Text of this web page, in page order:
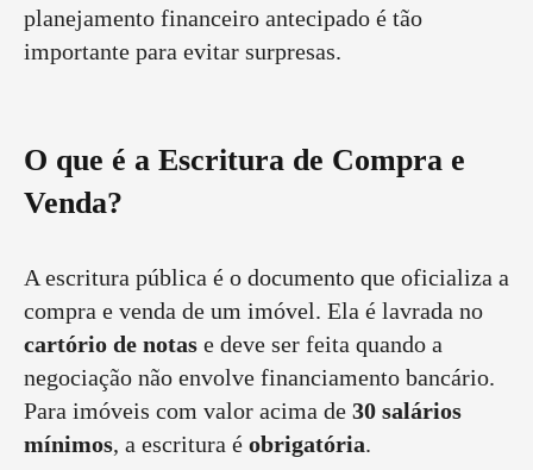
planejamento financeiro antecipado é tão
importante para evitar surpresas.
O que é a Escritura de Compra e
Venda?
A escritura pública é o documento que oficializa a
compra e venda de um imóvel. Ela é lavrada no
cartório de notas e deve ser feita quando a
negociação não envolve financiamento bancário.
Para imóveis com valor acima de 30 salários
mínimos, a escritura é obrigatória.